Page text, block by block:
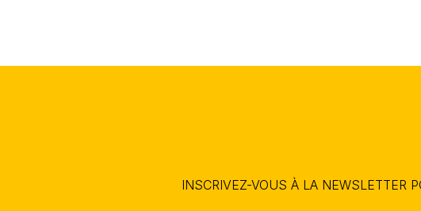
INSCRIVEZ-VOUS À LA NEWSLETTER